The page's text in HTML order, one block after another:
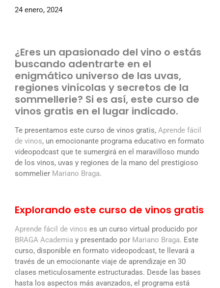
24 enero, 2024
¿Eres un apasionado del vino o estás
buscando adentrarte en el
enigmático universo de las uvas,
regiones vinícolas y secretos de la
sommellerie? Si es así, este curso de
vinos gratis en el lugar indicado.
Te presentamos este curso de vinos gratis, Aprende fácil
de vinos, un emocionante programa educativo en formato
videopodcast que te sumergirá en el maravilloso mundo
de los vinos, uvas y regiones de la mano del prestigioso
sommelier Mariano Braga.
Explorando este curso de vinos gratis
Aprende fácil de vinos es un curso virtual producido por
BRAGA Academia y presentado por Mariano Braga. Este
curso, disponible en formato videopodcast, te llevará a
través de un emocionante viaje de aprendizaje en 30
clases meticulosamente estructuradas. Desde las bases
hasta los aspectos más avanzados, el programa está